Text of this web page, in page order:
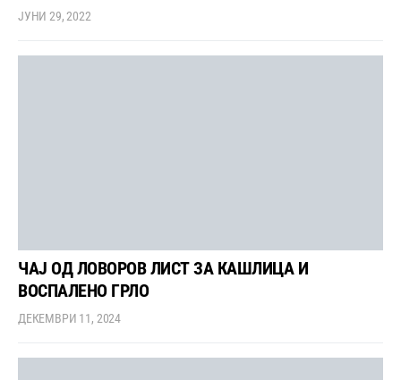
ЈУНИ 29, 2022
ЧАЈ ОД ЛОВОРОВ ЛИСТ ЗА КАШЛИЦА И
ВОСПАЛЕНО ГРЛО
ДЕКЕМВРИ 11, 2024